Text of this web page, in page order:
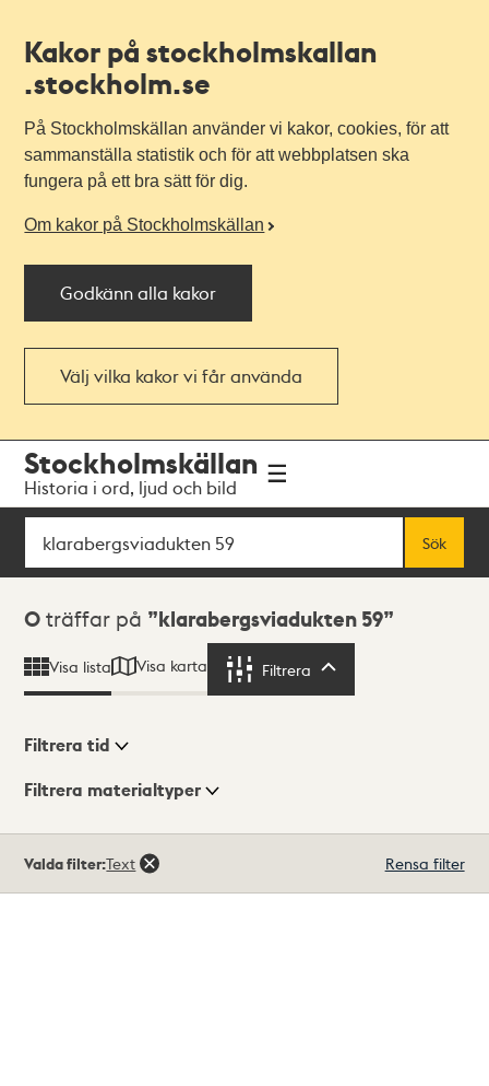
Kakor på stockholmskallan
.stockholm.se
På Stockholmskällan använder vi kakor, cookies, för att
sammanställa statistik och för att webbplatsen ska
fungera på ett bra sätt för dig.
Om kakor på Stockholmskällan
Godkänn alla kakor
Välj vilka kakor vi får använda
navigationen
huvudinnehållet
Stockholmskällan
Historia i ord, ljud och bild
Sök
Sök
Sökresultat
0 träffar på klarabergsviadukten 59
Visa lista Visa karta Filtrera
Visningsläge
Filtrera tid
Filtrera materialtyper
träffar
Valda filter:Text Rensa filter